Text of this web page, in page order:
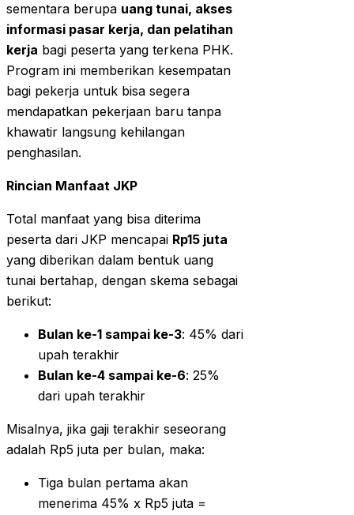
sementara berupa uang tunai, akses
informasi pasar kerja, dan pelatihan
kerja bagi peserta yang terkena PHK.
Program ini memberikan kesempatan
bagi pekerja untuk bisa segera
mendapatkan pekerjaan baru tanpa
khawatir langsung kehilangan
penghasilan.
Rincian Manfaat JKP
Total manfaat yang bisa diterima
peserta dari JKP mencapai Rp15 juta
yang diberikan dalam bentuk uang
tunai bertahap, dengan skema sebagai
berikut:
Bulan ke-1 sampai ke-3: 45% dari
upah terakhir
Bulan ke-4 sampai ke-6: 25%
dari upah terakhir
Misalnya, jika gaji terakhir seseorang
adalah Rp5 juta per bulan, maka:
Tiga bulan pertama akan
menerima 45% x Rp5 juta =